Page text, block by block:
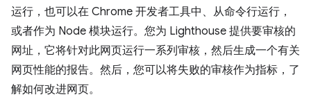
运行，也可以在 Chrome 开发者工具中、从命令行运行，
或者作为 Node 模块运行。您为 Lighthouse 提供要审核的
网址，它将针对此网页运行一系列审核，然后生成一个有关
网页性能的报告。然后，您可以将失败的审核作为指标，了
解如何改进网页。